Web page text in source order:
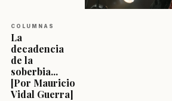
COLUMNAS
La
decadencia
de la
soberbia...
[Por Mauricio
Vidal Guerra]